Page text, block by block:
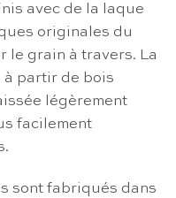
avec de la laque
originales du
le grain à travers. La
partir de bois
légèrement
facilement
sont fabriqués dans